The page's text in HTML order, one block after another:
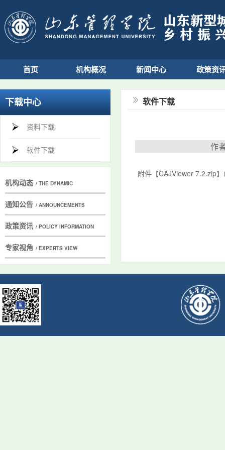
首页 机构概况 新闻中心 政策资
下载中心
资料下载
软件下载
机构动态 / THE DYNAMIC
通知公告 / ANNOUNCEMENTS
政策资讯 / POLICY INFORMATION
专家视角 / EXPERTS VIEW
软件下载
作
附件【CAJViewer 7.2.zip】